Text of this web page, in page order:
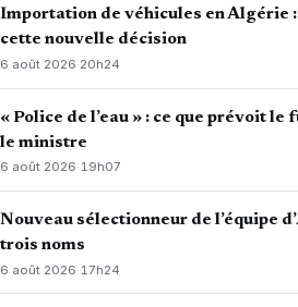
Importation de véhicules en Algérie :
cette nouvelle décision
6 août 2026·20h24
« Police de l’eau » : ce que prévoit
le ministre
6 août 2026·19h07
Nouveau sélectionneur de l’équipe
trois noms
6 août 2026· 17h24